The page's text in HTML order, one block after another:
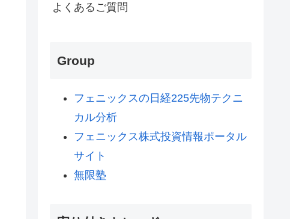
よくあるご質問
Group
フェニックスの日経225先物テクニ
カル分析
フェニックス株式投資情報ポータル
サイト
無限塾